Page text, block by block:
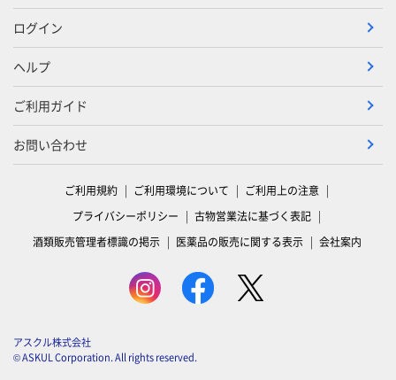
ログイン
ヘルプ
ご利用ガイド
お問い合わせ
ご利用規約 ご利用環境について
ご利用上の注意
プライバシーポリシー
古物営業法に基づく表記
酒類販売管理者標識の掲示
医薬品の販売に関する表示 会社案内
アスクル株式会社
© ASKUL Corporation. All rights reserved.